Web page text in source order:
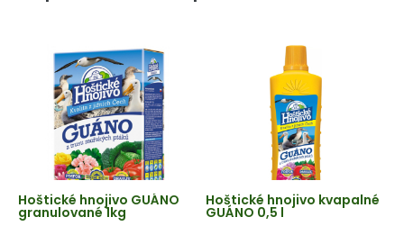
Hoštické hnojivo GUÁNO
granulované 1kg
Hoštické hnojivo kvapalné
GUÁNO 0,5 l